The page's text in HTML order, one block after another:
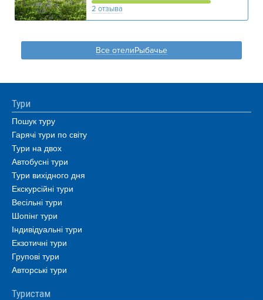
2 отзыва
Все отелиРыбачье
Тури
Пошук туру
Гарячі тури по світу
Тури на двох
Автобусні тури
Тури вихідного дня
Екскурсійні тури
Весільні тури
Шопінг тури
Індивідуальні тури
Екзотичні тури
Групові тури
Авторські тури
Туристам